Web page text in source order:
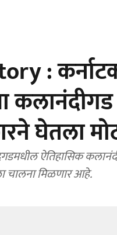
:
घेतला
ऐतिहासिक
चालना मिळणार आहे.